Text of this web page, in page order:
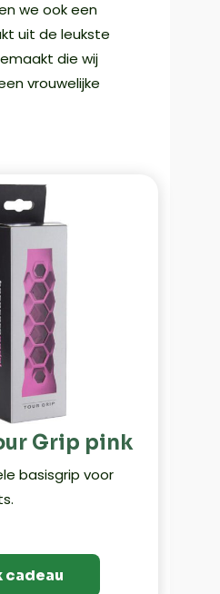
we ook een
uit de leukste
die wij
vrouwelijke
Grip pink
basisgrip voor
cadeau